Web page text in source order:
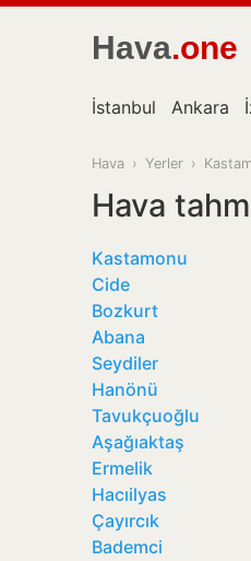
Hava.one
İstanbul Ankara
Hava › Yerler ›
Hava
Kastamonu
Cide
Bozkurt
Abana
Seydiler
Hanönü
Tavukçuoğlu
Aşağıaktaş
Ermelik
Hacıilyas
Çayırcık
Bademci